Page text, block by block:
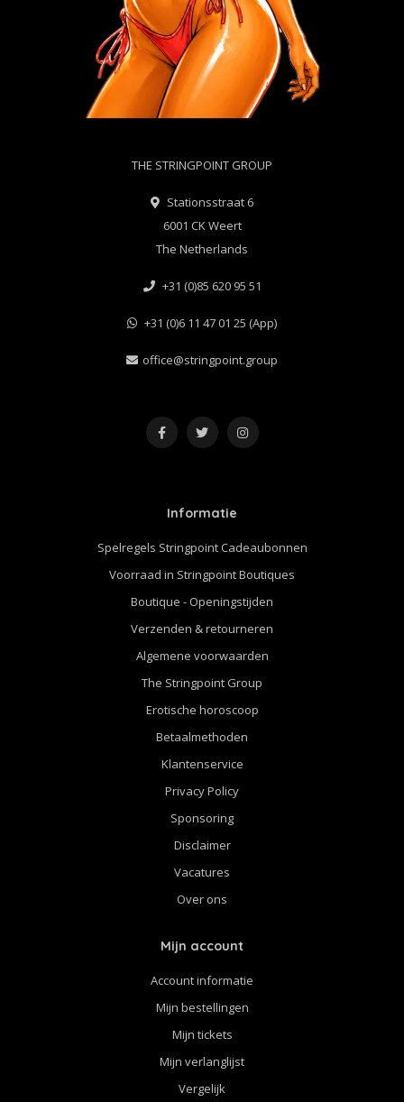
THE STRINGPOINT GROUP
Stationsstraat 6
6001 CK Weert
The Netherlands
+31 (0)85 620 95 51
+31 (0)6 11 47 01 25 (App)
office@stringpoint.group
Informatie
Spelregels Stringpoint Cadeaubonnen
Voorraad in Stringpoint Boutiques
Boutique - Openingstijden
Verzenden & retourneren
Algemene voorwaarden
The Stringpoint Group
Erotische horoscoop
Betaalmethoden
Klantenservice
Privacy Policy
Sponsoring
Disclaimer
Vacatures
Over ons
Mijn account
Account informatie
Mijn bestellingen
Mijn tickets
Mijn verlanglijst
Vergelijk